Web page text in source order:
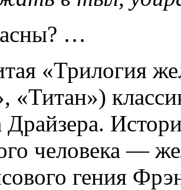
…
«Трилогия
«Титан»)
Драйзера.
человека —
гения